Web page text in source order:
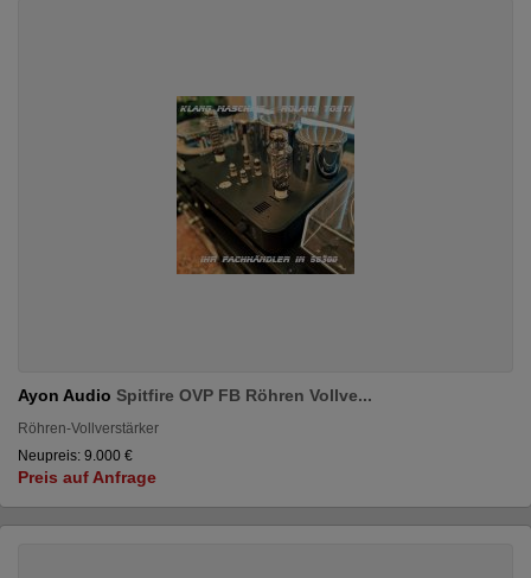
Ayon Audio Spitfire OVP FB Röhren Vollve...
Röhren-Vollverstärker
Neupreis: 9.000 €
Preis auf Anfrage